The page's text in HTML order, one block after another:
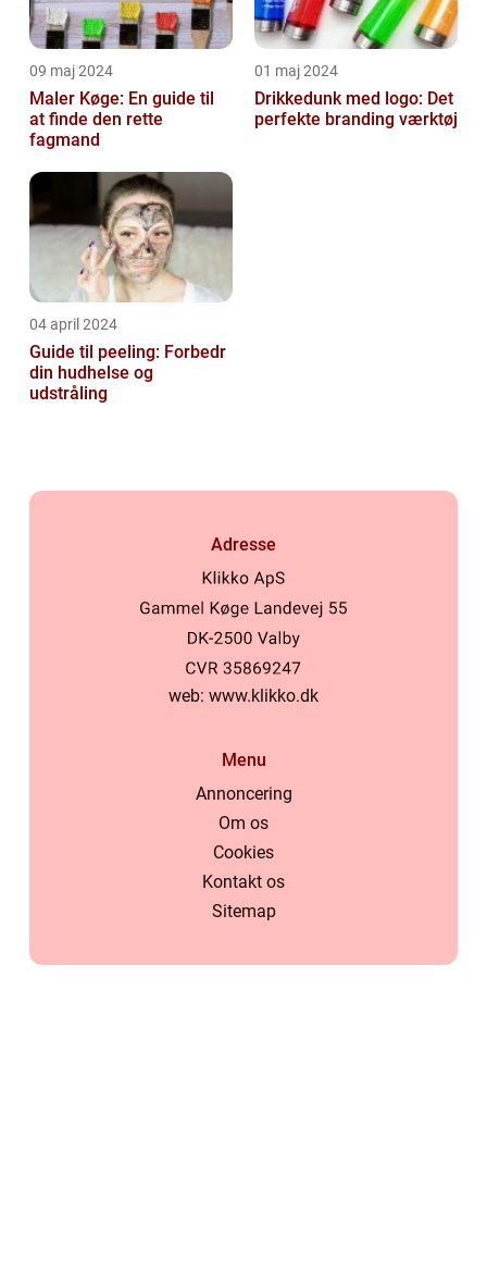
09 maj 2024
Maler Køge: En guide til
at finde den rette
fagmand
01 maj 2024
Drikkedunk med logo: Det
perfekte branding værktøj
04 april 2024
Guide til peeling: Forbedr
din hudhelse og
udstråling
Adresse
web: www.klikko.dk
Menu
Annoncering
Om os
Cookies
Kontakt os
Sitemap